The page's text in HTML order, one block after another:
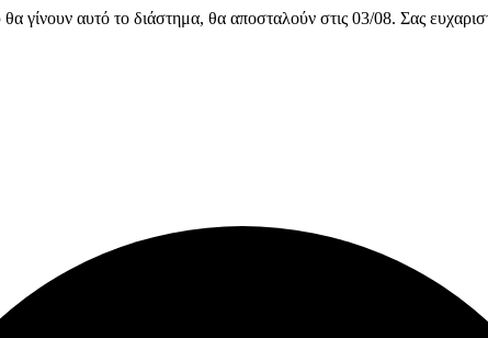
γίνουν αυτό το διάστημα, θα αποσταλούν στις 03/08. Σας